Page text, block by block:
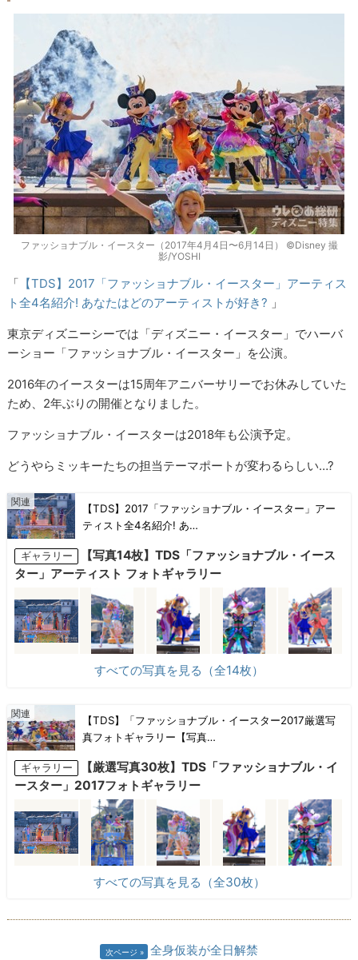
ファッショナブル・イースター（2017年4月4日〜6月14日） ©︎Disney 撮
影/YOSHI
「 【TDS】2017「ファッショナブル・イースター」アーティス
ト全4名紹介! あなたはどのアーティストが好き? 」
東京ディズニーシーでは「ディズニー・イースター」でハーバ
ーショー「ファッショナブル・イースター」を公演。
2016年のイースターは15周年アニバーサリーでお休みしていた
ため、2年ぶりの開催となりました。
ファッショナブル・イースターは2018年も公演予定。
どうやらミッキーたちの担当テーマポートが変わるらしい…?
【TDS】2017「ファッショナブル・イースター」アー
ティスト全4名紹介! あ…
ギャラリー
【写真14枚】TDS「ファッショナブル・イース
ター」アーティスト フォトギャラリー
すべての写真を見る（全14枚）
【TDS】「ファッショナブル・イースター2017厳選写
真フォトギャラリー【写真…
ギャラリー
【厳選写真30枚】TDS「ファッショナブル・イ
ースター」2017フォトギャラリー
すべての写真を見る（全30枚）
次ページ 全身仮装が全日解禁